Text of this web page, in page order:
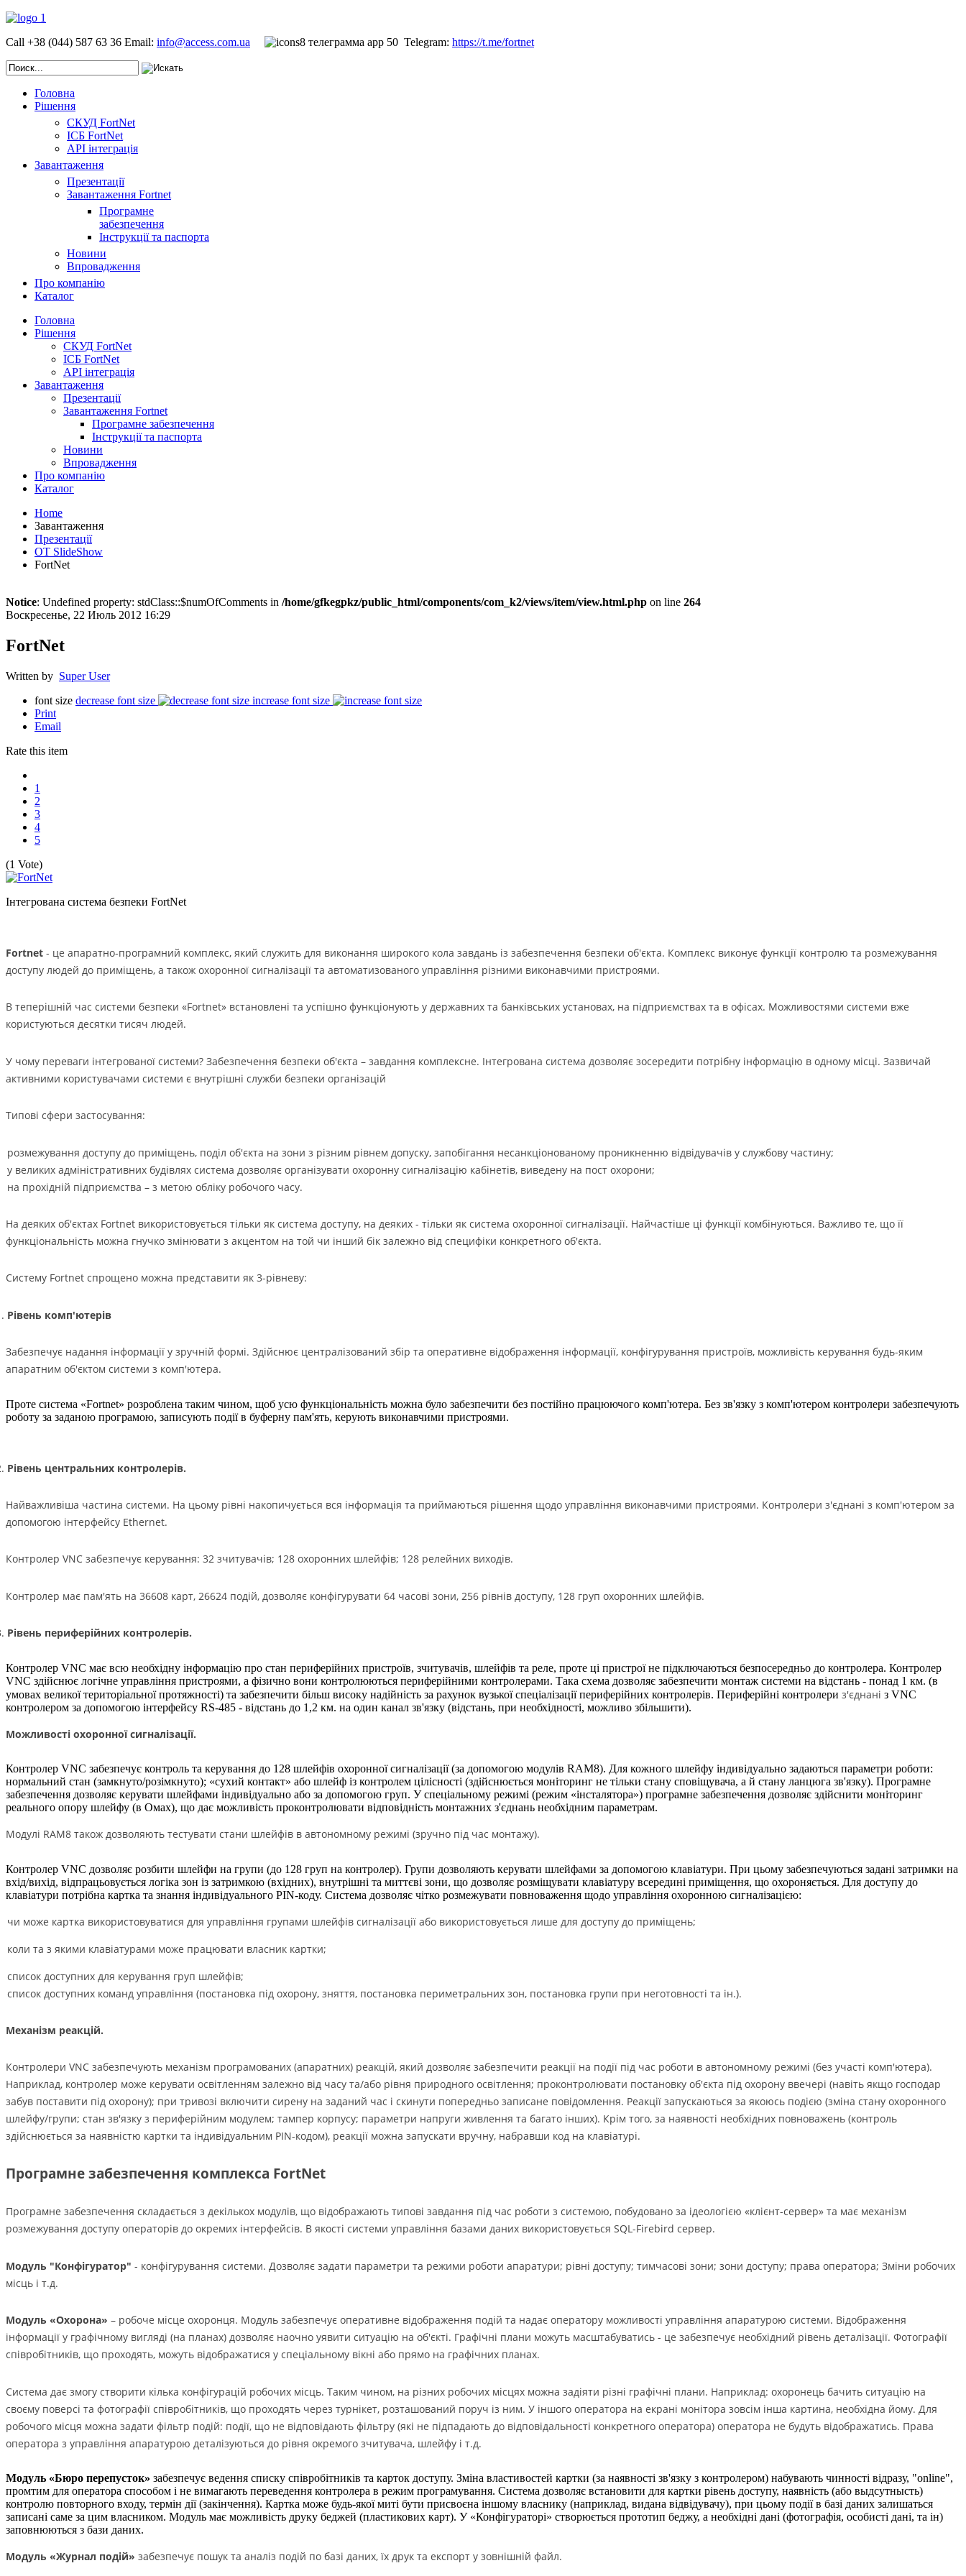
Call +38 (044) 587 63 36 Email: info@access.com.ua Telegram: https://t.me/fortnet
Головна
Рішення
СКУД FortNet
ІСБ FortNet
API інтеграція
Завантаження
Презентації
Завантаження Fortnet
Програмне
забезпечення
Інструкції та паспорта
Новини
Впровадження
Про компанію
Каталог
Головна
Рішення
СКУД FortNet
ІСБ FortNet
API інтеграція
Завантаження
Презентації
Завантаження Fortnet
Програмне забезпечення
Інструкції та паспорта
Новини
Впровадження
Про компанію
Каталог
Home
Завантаження
Презентації
OT SlideShow
FortNet
Notice: Undefined property: stdClass::$numOfComments in /home/gfkegpkz/public_html/components/com_k2/views/item/view.html.php on line 264
Воскресенье, 22 Июль 2012 16:29
FortNet
Written by Super User
font size decrease font size
increase font size
Print
Email
Rate this item
1
2
3
4
5
(1 Vote)
Інтегрована система безпеки FortNet
Fortnet - це апаратно-програмний комплекс, який служить для виконання широкого кола завдань із забезпечення безпеки об'єкта. Комплекс виконує функції контролю та розмежування
доступу людей до приміщень, а також охоронної сигналізації та автоматизованого управління різними виконавчими пристроями.
В теперішній час системи безпеки «Fortnet» встановлені та успішно функціонують у державних та банківських установах, на підприємствах та в офісах. Можливостями системи вже
користуються десятки тисяч людей.
У чому переваги інтегрованої системи? Забезпечення безпеки об'єкта – завдання комплексне. Інтегрована система дозволяє зосередити потрібну інформацію в одному місці. Зазвичай
активними користувачами системи є внутрішні служби безпеки організацій
Типові сфери застосування:
розмежування доступу до приміщень, поділ об'єкта на зони з різним рівнем допуску, запобігання несанкціонованому проникненню відвідувачів у службову частину;
у великих адміністративних будівлях система дозволяє організувати охоронну сигналізацію кабінетів, виведену на пост охорони;
на прохідній підприємства – з метою обліку робочого часу.
На деяких об'єктах Fortnet використовується тільки як система доступу, на деяких - тільки як система охоронної сигналізації. Найчастіше ці функції комбінуються. Важливо те, що її
функціональність можна гнучко змінювати з акцентом на той чи інший бік залежно від специфіки конкретного об'єкта.
Систему Fortnet спрощено можна представити як 3-рівневу:
Рівень комп'ютерів
Забезпечує надання інформації у зручній формі. Здійснює централізований збір та оперативне відображення інформації, конфігурування пристроїв, можливість керування будь-яким
апаратним об'єктом системи з комп'ютера.
Проте система «Fortnet» розроблена таким чином, щоб усю функціональність можна було забезпечити без постійно працюючого комп'ютера. Без зв'язку з комп'ютером контролери забезпечують
роботу за заданою програмою, записують події в буферну пам'ять, керують виконавчими пристроями.
Рівень центральних контролерів.
Найважливіша частина системи. На цьому рівні накопичується вся інформація та приймаються рішення щодо управління виконавчими пристроями. Контролери з'єднані з комп'ютером за
допомогою інтерфейсу Ethernet.
Контролер VNC забезпечує керування: 32 зчитувачів; 128 охоронних шлейфів; 128 релейних виходів.
Контролер має пам'ять на 36608 карт, 26624 подій, дозволяє конфігурувати 64 часові зони, 256 рівнів доступу, 128 груп охоронних шлейфів.
Рівень периферійних контролерів.
Контролер VNC має всю необхідну інформацію про стан периферійних пристроїв, зчитувачів, шлейфів та реле, проте ці пристрої не підключаються безпосередньо до контролера. Контролер
VNC здійснює логічне управління пристроями, а фізично вони контролюються периферійними контролерами. Така схема дозволяє забезпечити монтаж системи на відстань - понад 1 км. (в
умовах великої територіальної протяжності) та забезпечити більш високу надійність за рахунок вузької спеціалізації периферійних контролерів. Периферійні контролери з'єднані з VNC
контролером за допомогою інтерфейсу RS-485 - відстань до 1,2 км. на один канал зв'язку (відстань, при необхідності, можливо збільшити).
Можливості охоронної сигналізації.
Контролер VNC забезпечує контроль та керування до 128 шлейфів охоронної сигналізації (за допомогою модулів RAM8). Для кожного шлейфу індивідуально задаються параметри роботи:
нормальний стан (замкнуто/розімкнуто); «сухий контакт» або шлейф із контролем цілісності (здійснюється моніторинг не тільки стану сповіщувача, а й стану ланцюга зв'язку). Програмне
забезпечення дозволяє керувати шлейфами індивідуально або за допомогою груп. У спеціальному режимі (режим «інсталятора») програмне забезпечення дозволяє здійснити моніторинг
реального опору шлейфу (в Омах), що дає можливість проконтролювати відповідність монтажних з'єднань необхідним параметрам.
Модулі RAM8 також дозволяють тестувати стани шлейфів в автономному режимі (зручно під час монтажу).
Контролер VNC дозволяє розбити шлейфи на групи (до 128 груп на контролер). Групи дозволяють керувати шлейфами за допомогою клавіатури. При цьому забезпечуються задані затримки на
вхід/вихід, відпрацьовується логіка зон із затримкою (вхідних), внутрішні та миттєві зони, що дозволяє розміщувати клавіатуру всередині приміщення, що охороняється. Для доступу до
клавіатури потрібна картка та знання індивідуального PIN-коду. Система дозволяє чітко розмежувати повноваження щодо управління охоронною сигналізацією:
чи може картка використовуватися для управління групами шлейфів сигналізації або використовується лише для доступу до приміщень;
коли та з якими клавіатурами може працювати власник картки;
список доступних для керування груп шлейфів;
список доступних команд управління (постановка під охорону, зняття, постановка периметральних зон, постановка групи при неготовності та ін.).
Механізм реакцій.
Контролери VNC забезпечують механізм програмованих (апаратних) реакцій, який дозволяє забезпечити реакції на події під час роботи в автономному режимі (без участі комп'ютера).
Наприклад, контролер може керувати освітленням залежно від часу та/або рівня природного освітлення; проконтролювати постановку об'єкта під охорону ввечері (навіть якщо господар
забув поставити під охорону); при тривозі включити сирену на заданий час і скинути попередньо записане повідомлення. Реакції запускаються за якоюсь подією (зміна стану охоронного
шлейфу/групи; стан зв'язку з периферійним модулем; тампер корпусу; параметри напруги живлення та багато інших). Крім того, за наявності необхідних повноважень (контроль
здійснюється за наявністю картки та індивідуальним PIN-кодом), реакції можна запускати вручну, набравши код на клавіатурі.
Програмне забезпечення комплекса FortNet
Програмне забезпечення складається з декількох модулів, що відображають типові завдання під час роботи з системою, побудовано за ідеологією «клієнт-сервер» та має механізм
розмежування доступу операторів до окремих інтерфейсів. В якості системи управління базами даних використовується SQL-Firebird сервер.
Модуль "Конфігуратор" - конфігурування системи. Дозволяє задати параметри та режими роботи апаратури; рівні доступу; тимчасові зони; зони доступу; права оператора; Зміни робочих
місць і т.д.
Модуль «Охорона» – робоче місце охоронця. Модуль забезпечує оперативне відображення подій та надає оператору можливості управління апаратурою системи. Відображення
інформації у графічному вигляді (на планах) дозволяє наочно уявити ситуацію на об'єкті. Графічні плани можуть масштабуватись - це забезпечує необхідний рівень деталізації. Фотографії
співробітників, що проходять, можуть відображатися у спеціальному вікні або прямо на графічних планах.
Система дає змогу створити кілька конфігурацій робочих місць. Таким чином, на різних робочих місцях можна задіяти різні графічні плани. Наприклад: охоронець бачить ситуацію на
своєму поверсі та фотографії співробітників, що проходять через турнікет, розташований поруч із ним. У іншого оператора на екрані монітора зовсім інша картина, необхідна йому. Для
робочого місця можна задати фільтр подій: події, що не відповідають фільтру (які не підпадають до відповідальності конкретного оператора) оператора не будуть відображатись. Права
оператора з управління апаратурою деталізуються до рівня окремого зчитувача, шлейфу і т.д.
Модуль «Бюро перепусток» забезпечує ведення списку співробітників та карток доступу. Зміна властивостей картки (за наявності зв'язку з контролером) набувають чинності відразу, "online",
промтим для оператора способом і не вимагають переведення контролера в режим програмування. Система дозволяє встановити для картки рівень доступу, наявність (або выдсутнысть)
контролю повторного входу, термін дії (закінчення). Картка може будь-якої миті бути присвоєна іншому власнику (наприклад, видана відвідувачу), при цьому події в базі даних залишаться
записані саме за цим власником. Модуль має можливість друку беджей (пластикових карт). У «Конфігураторі» створюється прототип беджу, а необхідні дані (фотографія, особисті дані, та ін)
заповнюються з бази даних.
Модуль «Журнал подій» забезпечує пошук та аналіз подій по базі даних, їх друк та експорт у зовнішній файл.